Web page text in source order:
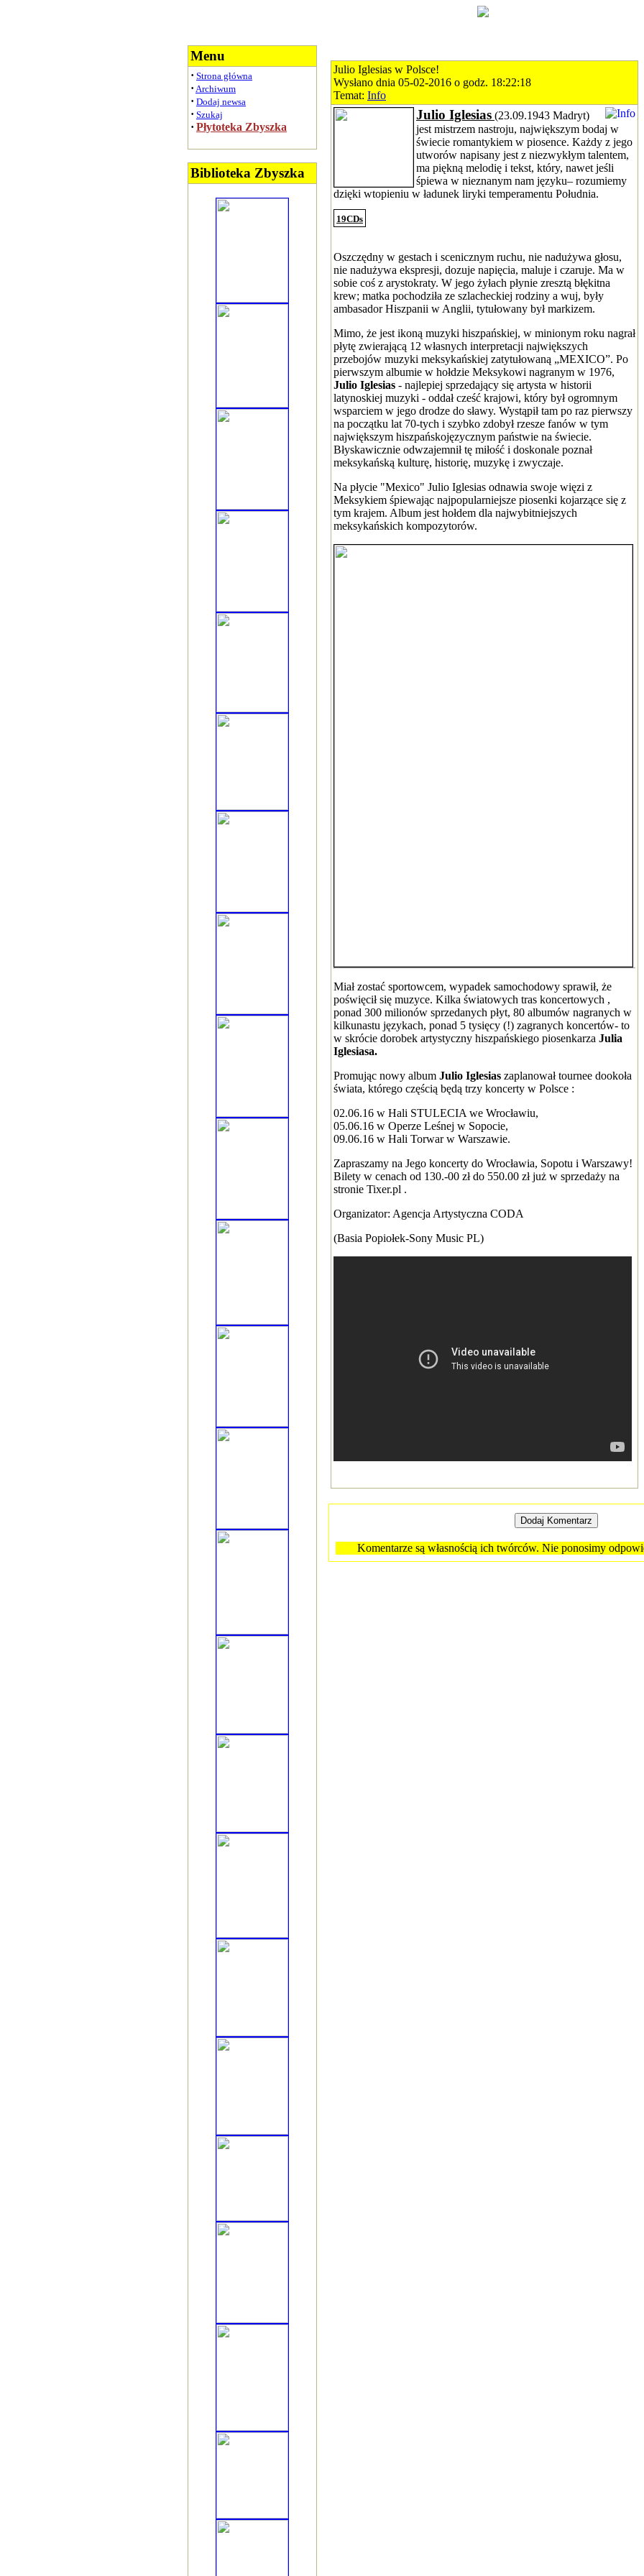
Menu
· Strona główna
· Archiwum
· Dodaj newsa
· Szukaj
· Płytoteka Zbyszka
Biblioteka Zbyszka
Julio Iglesias w Polsce!
Wysłano dnia 05-02-2016 o godz. 18:22:18
Temat: Info
Julio Iglesias (23.09.1943 Madryt)
jest mistrzem nastroju, największym bodaj w
świecie romantykiem w piosence. Każdy z jego
utworów napisany jest z niezwykłym talentem,
ma piękną melodię i tekst, który, nawet jeśli
śpiewa w nieznanym nam języku– rozumiemy
dzięki wtopieniu w ładunek liryki temperamentu Południa.
19CDs
Oszczędny w gestach i scenicznym ruchu, nie nadużywa głosu,
nie nadużywa ekspresji, dozuje napięcia, maluje i czaruje. Ma w
sobie coś z arystokraty. W jego żyłach płynie zresztą błękitna
krew; matka pochodziła ze szlacheckiej rodziny a wuj, były
ambasador Hiszpanii w Anglii, tytułowany był markizem.
Mimo, że jest ikoną muzyki hiszpańskiej, w minionym roku nagrał
płytę zwierającą 12 własnych interpretacji największych
przebojów muzyki meksykańskiej zatytułowaną „MEXICO”. Po
pierwszym albumie w hołdzie Meksykowi nagranym w 1976,
Julio Iglesias - najlepiej sprzedający się artysta w historii
latynoskiej muzyki - oddał cześć krajowi, który był ogromnym
wsparciem w jego drodze do sławy. Wystąpił tam po raz pierwszy
na początku lat 70-tych i szybko zdobył rzesze fanów w tym
największym hiszpańskojęzycznym państwie na świecie.
Błyskawicznie odwzajemnił tę miłość i doskonale poznał
meksykańską kulturę, historię, muzykę i zwyczaje.
Na płycie "Mexico" Julio Iglesias odnawia swoje więzi z
Meksykiem śpiewając najpopularniejsze piosenki kojarzące się z
tym krajem. Album jest hołdem dla najwybitniejszych
meksykańskich kompozytorów.
Miał zostać sportowcem, wypadek samochodowy sprawił, że
poświęcił się muzyce. Kilka światowych tras koncertowych ,
ponad 300 milionów sprzedanych płyt, 80 albumów nagranych w
kilkunastu językach, ponad 5 tysięcy (!) zagranych koncertów- to
w skrócie dorobek artystyczny hiszpańskiego piosenkarza Julia
Iglesiasa.
Promując nowy album Julio Iglesias zaplanował tournee dookoła
świata, którego częścią będą trzy koncerty w Polsce :
02.06.16 w Hali STULECIA we Wrocławiu,
05.06.16 w Operze Leśnej w Sopocie,
09.06.16 w Hali Torwar w Warszawie.
Zapraszamy na Jego koncerty do Wrocławia, Sopotu i Warszawy!
Bilety w cenach od 130.-00 zł do 550.00 zł już w sprzedaży na
stronie Tixer.pl .
Organizator: Agencja Artystyczna CODA
(Basia Popiołek-Sony Music PL)
Komentarze są własnością ich twórców. Nie ponosimy